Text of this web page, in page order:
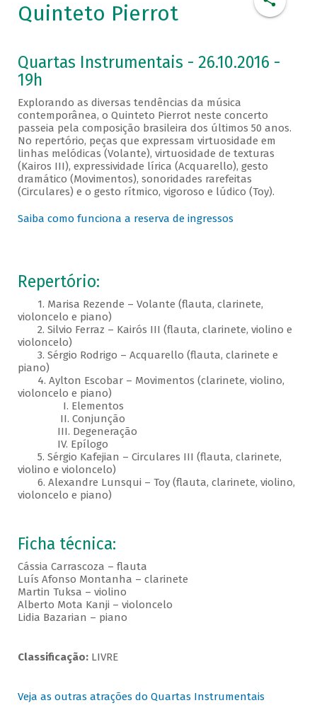
Quinteto Pierrot
Quartas Instrumentais - 26.10.2016 -
19h
Explorando as diversas tendências da música
contemporânea, o Quinteto Pierrot neste concerto
passeia pela composição brasileira dos últimos 50 anos.
No repertório, peças que expressam virtuosidade em
linhas melódicas (Volante), virtuosidade de texturas
(Kairos III), expressividade lírica (Acquarello), gesto
dramático (Movimentos), sonoridades rarefeitas
(Circulares) e o gesto rítmico, vigoroso e lúdico (Toy).
Saiba como funciona a reserva de ingressos
Repertório:
1. Marisa Rezende – Volante (flauta, clarinete,
violoncelo e piano)
2. Silvio Ferraz – Kairós III (flauta, clarinete, violino e
violoncelo)
3. Sérgio Rodrigo – Acquarello (flauta, clarinete e
piano)
4. Aylton Escobar – Movimentos (clarinete, violino,
violoncelo e piano)
I. Elementos
II. Conjunção
III. Degeneração
IV. Epílogo
5. Sérgio Kafejian – Circulares III (flauta, clarinete,
violino e violoncelo)
6. Alexandre Lunsqui – Toy (flauta, clarinete, violino,
violoncelo e piano)
Ficha técnica:
Cássia Carrascoza – flauta
Luís Afonso Montanha – clarinete
Martin Tuksa – violino
Alberto Mota Kanji – violoncelo
Lidia Bazarian – piano
Classificação:LIVRE
Veja as outras atrações do Quartas Instrumentais